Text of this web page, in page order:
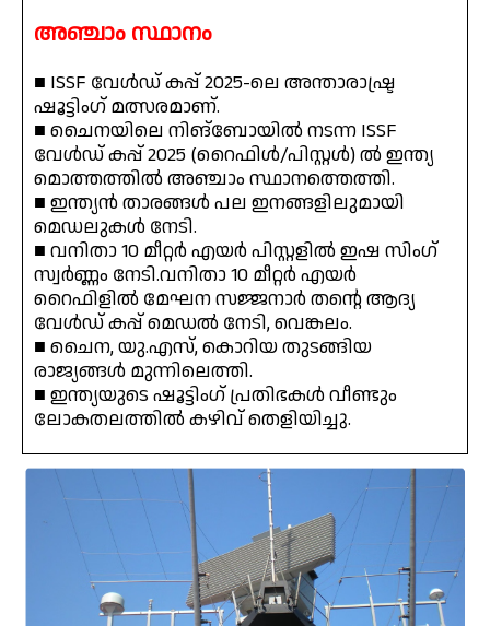
അഞ്ചാം സ്ഥാനം
■ ISSF വേൾഡ് കപ്പ് 2025-ലെ അന്താരാഷ്ട്ര
ഷൂട്ടിംഗ് മത്സരമാണ്.
■ ചൈനയിലെ നിങ്‌ബോയിൽ നടന്ന ISSF
വേൾഡ് കപ്പ് 2025 (റൈഫിൾ/പിസ്റ്റൾ) ൽ ഇന്ത്യ
മൊത്തത്തിൽ അഞ്ചാം സ്ഥാനത്തെത്തി.
■ ഇന്ത്യൻ താരങ്ങൾ പല ഇനങ്ങളിലുമായി
മെഡലുകൾ നേടി.
■ വനിതാ 10 മീറ്റർ എയർ പിസ്റ്റളിൽ ഇഷ സിംഗ്
സ്വർണ്ണം നേടി.വനിതാ 10 മീറ്റർ എയർ
റൈഫിളിൽ മേഘന സജ്ജനാർ തന്റെ ആദ്യ
വേൾഡ് കപ്പ് മെഡൽ നേടി, വെങ്കലം.
■ ചൈന, യു.എസ്, കൊറിയ തുടങ്ങിയ
രാജ്യങ്ങൾ മുന്നിലെത്തി.
■ ഇന്ത്യയുടെ ഷൂട്ടിംഗ് പ്രതിഭകൾ വീണ്ടും
ലോകതലത്തിൽ കഴിവ് തെളിയിച്ചു.